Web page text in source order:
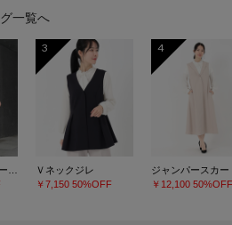
一覧へ
3
Ｖネックジレ
￥7,150 50%OFF
4
ジャンパースカー
￥12,100 50%OFF